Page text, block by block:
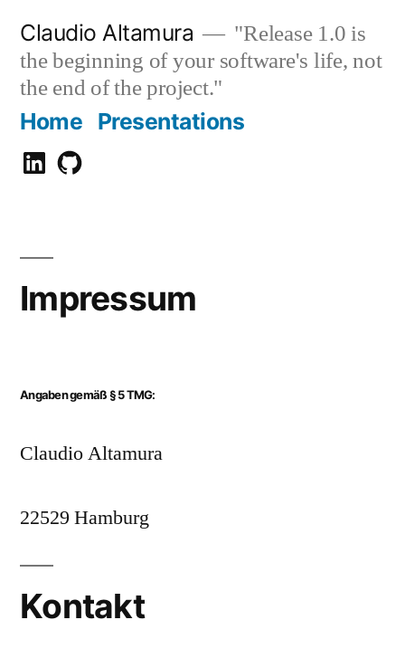
Inhalt
springen
Claudio Altamura
"Release 1.0 is
the beginning of your software's life, not
the end of the project."
Home Presentations
Claudio
GitHub
Impressum
Angaben gemäß § 5 TMG:
Claudio Altamura
22529 Hamburg
Kontakt